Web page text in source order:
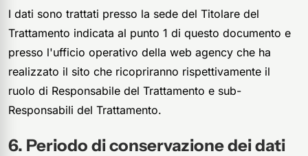
I dati sono trattati presso la sede del Titolare del
Trattamento indicata al punto 1 di questo documento e
presso l'ufficio operativo della web agency che ha
realizzato il sito che ricopriranno rispettivamente il
ruolo di Responsabile del Trattamento e sub-
Responsabili del Trattamento.
Periodo di conservazione dei dati